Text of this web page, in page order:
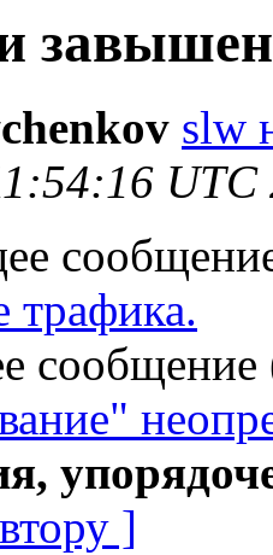
slw
UTC
трафика.
сообщение
]